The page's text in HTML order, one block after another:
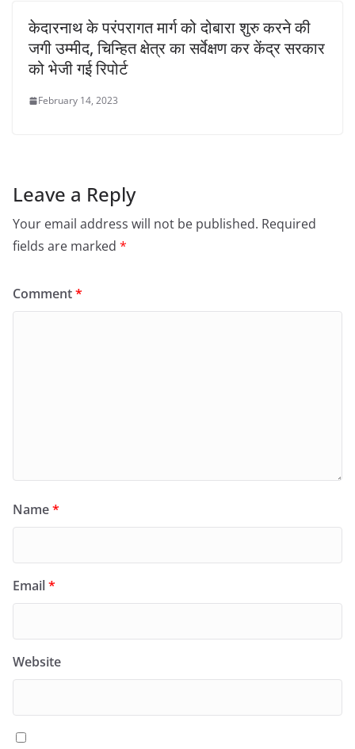
केदारनाथ के परंपरागत मार्ग को दोबारा शुरु करने की
जगी उम्मीद, चिन्हित क्षेत्र का सर्वेक्षण कर केंद्र सरकार
को भेजी गई रिपोर्ट
February 14, 2023
Leave a Reply
Your email address will not be published. Required
fields are marked *
Comment*
Name*
Email*
Website